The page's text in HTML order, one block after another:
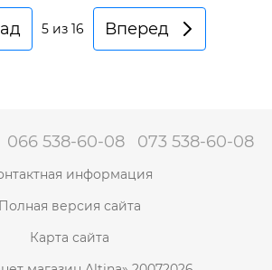
5из 16 Вперед
066 538-60-08 073 538-60-08
информация
Полная версия сайта
Карта сайта